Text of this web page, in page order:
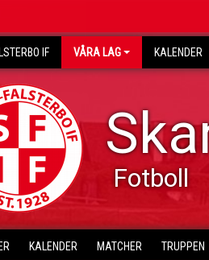
IF VÅRA LAG KALENDER
Fotboll
KALENDER MATCHER TRUPPEN